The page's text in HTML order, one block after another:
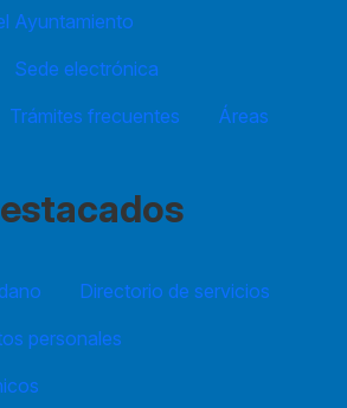
Ayuntamiento
Sede electrónica
Trámites frecuentes Áreas
Directorio de servicios
personales